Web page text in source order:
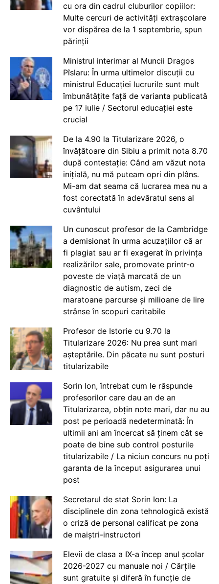
cu ora din cadrul cluburilor copiilor:
Multe cercuri de activități extrașcolare
vor dispărea de la 1 septembrie, spun
părinții
Ministrul interimar al Muncii Dragos
Pîslaru: În urma ultimelor discuții cu
ministrul Educației lucrurile sunt mult
îmbunătățite față de varianta publicată
pe 17 iulie / Sectorul educației este
crucial
De la 4.90 la Titularizare 2026, o
învățătoare din Sibiu a primit nota 8.70
după contestație: Când am văzut nota
inițială, nu mă puteam opri din plâns.
Mi-am dat seama că lucrarea mea nu a
fost corectată în adevăratul sens al
cuvântului
Un cunoscut profesor de la Cambridge
a demisionat în urma acuzațiilor că ar
fi plagiat sau ar fi exagerat în privința
realizărilor sale, promovate printr-o
poveste de viață marcată de un
diagnostic de autism, zeci de
maratoane parcurse și milioane de lire
strânse în scopuri caritabile
Profesor de Istorie cu 9.70 la
Titularizare 2026: Nu prea sunt mari
așteptările. Din păcate nu sunt posturi
titularizabile
Sorin Ion, întrebat cum le răspunde
profesorilor care dau an de an
Titularizarea, obțin note mari, dar nu au
post pe perioadă nedeterminată: În
ultimii ani am încercat să ținem cât se
poate de bine sub control posturile
titularizabile / La niciun concurs nu poți
garanta de la început asigurarea unui
post
Secretarul de stat Sorin Ion: La
disciplinele din zona tehnologică există
o criză de personal calificat pe zona
de maiștri-instructori
Elevii de clasa a IX-a încep anul școlar
2026-2027 cu manuale noi / Cărțile
sunt gratuite și diferă în funcție de